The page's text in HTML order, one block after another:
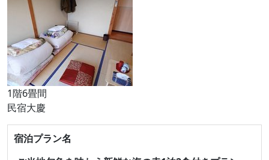
1階6畳間
民宿大慶
宿泊プラン名